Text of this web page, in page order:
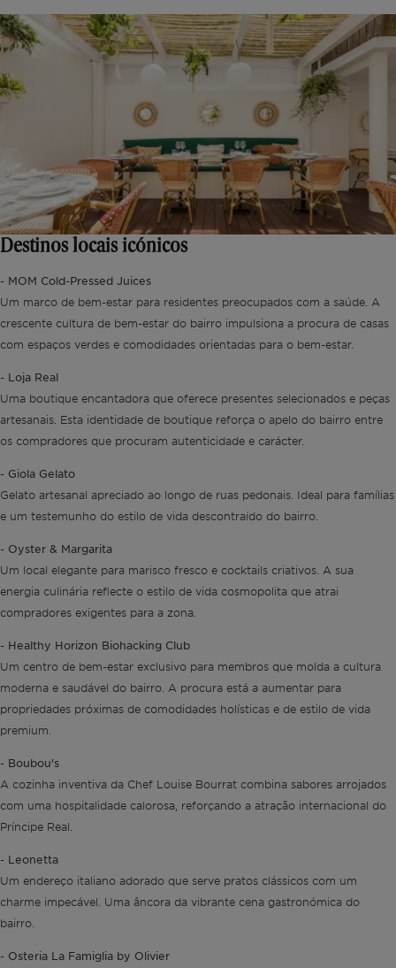
Destinos locais icónicos
- MOM Cold-Pressed Juices
Um marco de bem-estar para residentes preocupados com a saúde. A
crescente cultura de bem-estar do bairro impulsiona a procura de casas
com espaços verdes e comodidades orientadas para o bem-estar.
- Loja Real
Uma boutique encantadora que oferece presentes selecionados e peças
artesanais. Esta identidade de boutique reforça o apelo do bairro entre
os compradores que procuram autenticidade e carácter.
- Giola Gelato
Gelato artesanal apreciado ao longo de ruas pedonais. Ideal para famílias
e um testemunho do estilo de vida descontraído do bairro.
- Oyster & Margarita
Um local elegante para marisco fresco e cocktails criativos. A sua
energia culinária reflecte o estilo de vida cosmopolita que atrai
compradores exigentes para a zona.
- Healthy Horizon Biohacking Club
Um centro de bem-estar exclusivo para membros que molda a cultura
moderna e saudável do bairro. A procura está a aumentar para
propriedades próximas de comodidades holísticas e de estilo de vida
premium.
- Boubou's
A cozinha inventiva da Chef Louise Bourrat combina sabores arrojados
com uma hospitalidade calorosa, reforçando a atração internacional do
Príncipe Real.
- Leonetta
Um endereço italiano adorado que serve pratos clássicos com um
charme impecável. Uma âncora da vibrante cena gastronómica do
bairro.
- Osteria La Famiglia by Olivier